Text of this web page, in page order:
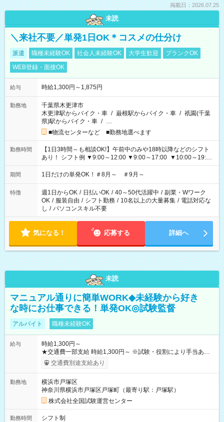
掲載日：2026.07.25
未読
＼来社不要／単発1日OK＊コスメの仕分け
派遣 職種未経験OK 社会人未経験OK 大学生歓迎
ブランクOK
WEB登録・面接OK
給与 時給1,300円～1,875円
勤務地
千葉県木更津市
木更津駅からバイク・車 / 巌根駅からバイク・車 / 祇園(千葉
県)駅からバイク・車 / …
■物流センターなど ■勤務地選べます
勤務時間
【1日3時間～も相談OK!】午前中のみや18時以降などのシフト
あり！ シフト例 ▼9:00～12:00 ▼9:00～17:00 ▼10:00～19:00
▼18:00～21:00
期間 1日だけの単発OK！＃8月～ ＃9月～
特徴 週1日からOK / 日払いOK / 40～50代活躍中 / 副業・Wワーク
OK / 服装自由 / シフト勤務 / 10名以上の大量募集 / 電話対応な
し / パソコンスキル不要
気になる！ 応募する 詳細へ
未読
マニュアル通りに簡単WORK◆未経験から好き
な時にお仕事できる！単発OK◎試験監督
アルバイト 職種未経験OK
給与
時給1,300円～
★交通費一部支給 時給1,300円～ ※試験・役割により手当あり
※勤務回数により昇給あり 【即給（前払い）オプションあ
り！】 希望される場合、勤務から1週間ほどで給与の一部を受け
例】 ・河合塾模擬試験 8:30～17:30（休憩1時間） 時給1,300円
×8時間＝日収10,400円＋交通費 ※当日の役割により時給＋100
円の場合あり ・国家試験 7:00～13:30（休憩なし） 時給1,300
円（役割手当＋100円）×6時間＝日収8,400円＋交通費 【試用期
間】試用期間なし
交通費別途支給あり
勤務地
横浜市戸塚区
神奈川県横浜市戸塚区戸塚町（最寄り駅：戸塚駅）
株式会社全国試験運営センター
勤務時間
シフト制